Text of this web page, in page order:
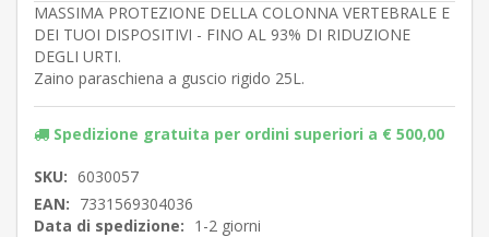
MASSIMA PROTEZIONE DELLA COLONNA VERTEBRALE E
DEI TUOI DISPOSITIVI - FINO AL 93% DI RIDUZIONE
DEGLI URTI.
Zaino paraschiena a guscio rigido 25L.
Spedizione gratuita per ordini superiori a € 500,00
SKU: 6030057
EAN: 7331569304036
Data di spedizione: 1-2 giorni